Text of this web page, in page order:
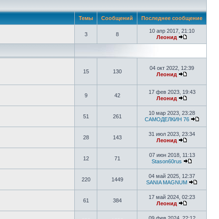
Темы Сообщений Последнее сообщение
3 8
10 апр 2017, 21:10
Леонид
15 130
04 окт 2022, 12:39
Леонид
9 42
17 фев 2023, 19:43
Леонид
51 261
10 мар 2023, 23:28
САМОДЕЛКИН 76
28 143
31 июл 2023, 23:34
Леонид
12 71
07 июн 2018, 11:13
Stason60rus
220 1449
04 май 2025, 12:37
SANIA MAGNUM
61 384
17 май 2024, 02:23
Леонид